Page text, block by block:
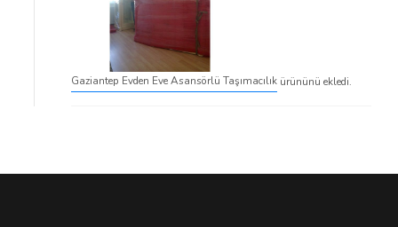
Gaziantep Evden Eve Asansörlü Taşımacılık ürününü ekledi.